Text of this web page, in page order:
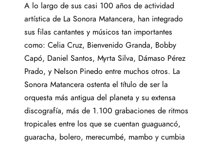
A lo largo de sus casi 100 años de actividad
artística de La Sonora Matancera, han integrado
sus filas cantantes y músicos tan importantes
como: Celia Cruz, Bienvenido Granda, Bobby
Capó, Daniel Santos, Myrta Silva, Dámaso Pérez
Prado, y Nelson Pinedo entre muchos otros. La
Sonora Matancera ostenta el título de ser la
orquesta más antigua del planeta y su extensa
discografía, más de 1.100 grabaciones de ritmos
tropicales entre los que se cuentan guaguancó,
guaracha, bolero, merecumbé, mambo y cumbia